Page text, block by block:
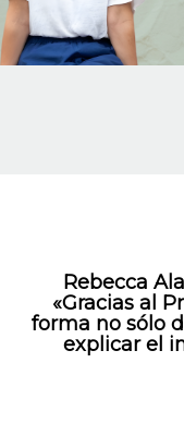
Rebecca
«Gracias al
forma no sólo
explicar el